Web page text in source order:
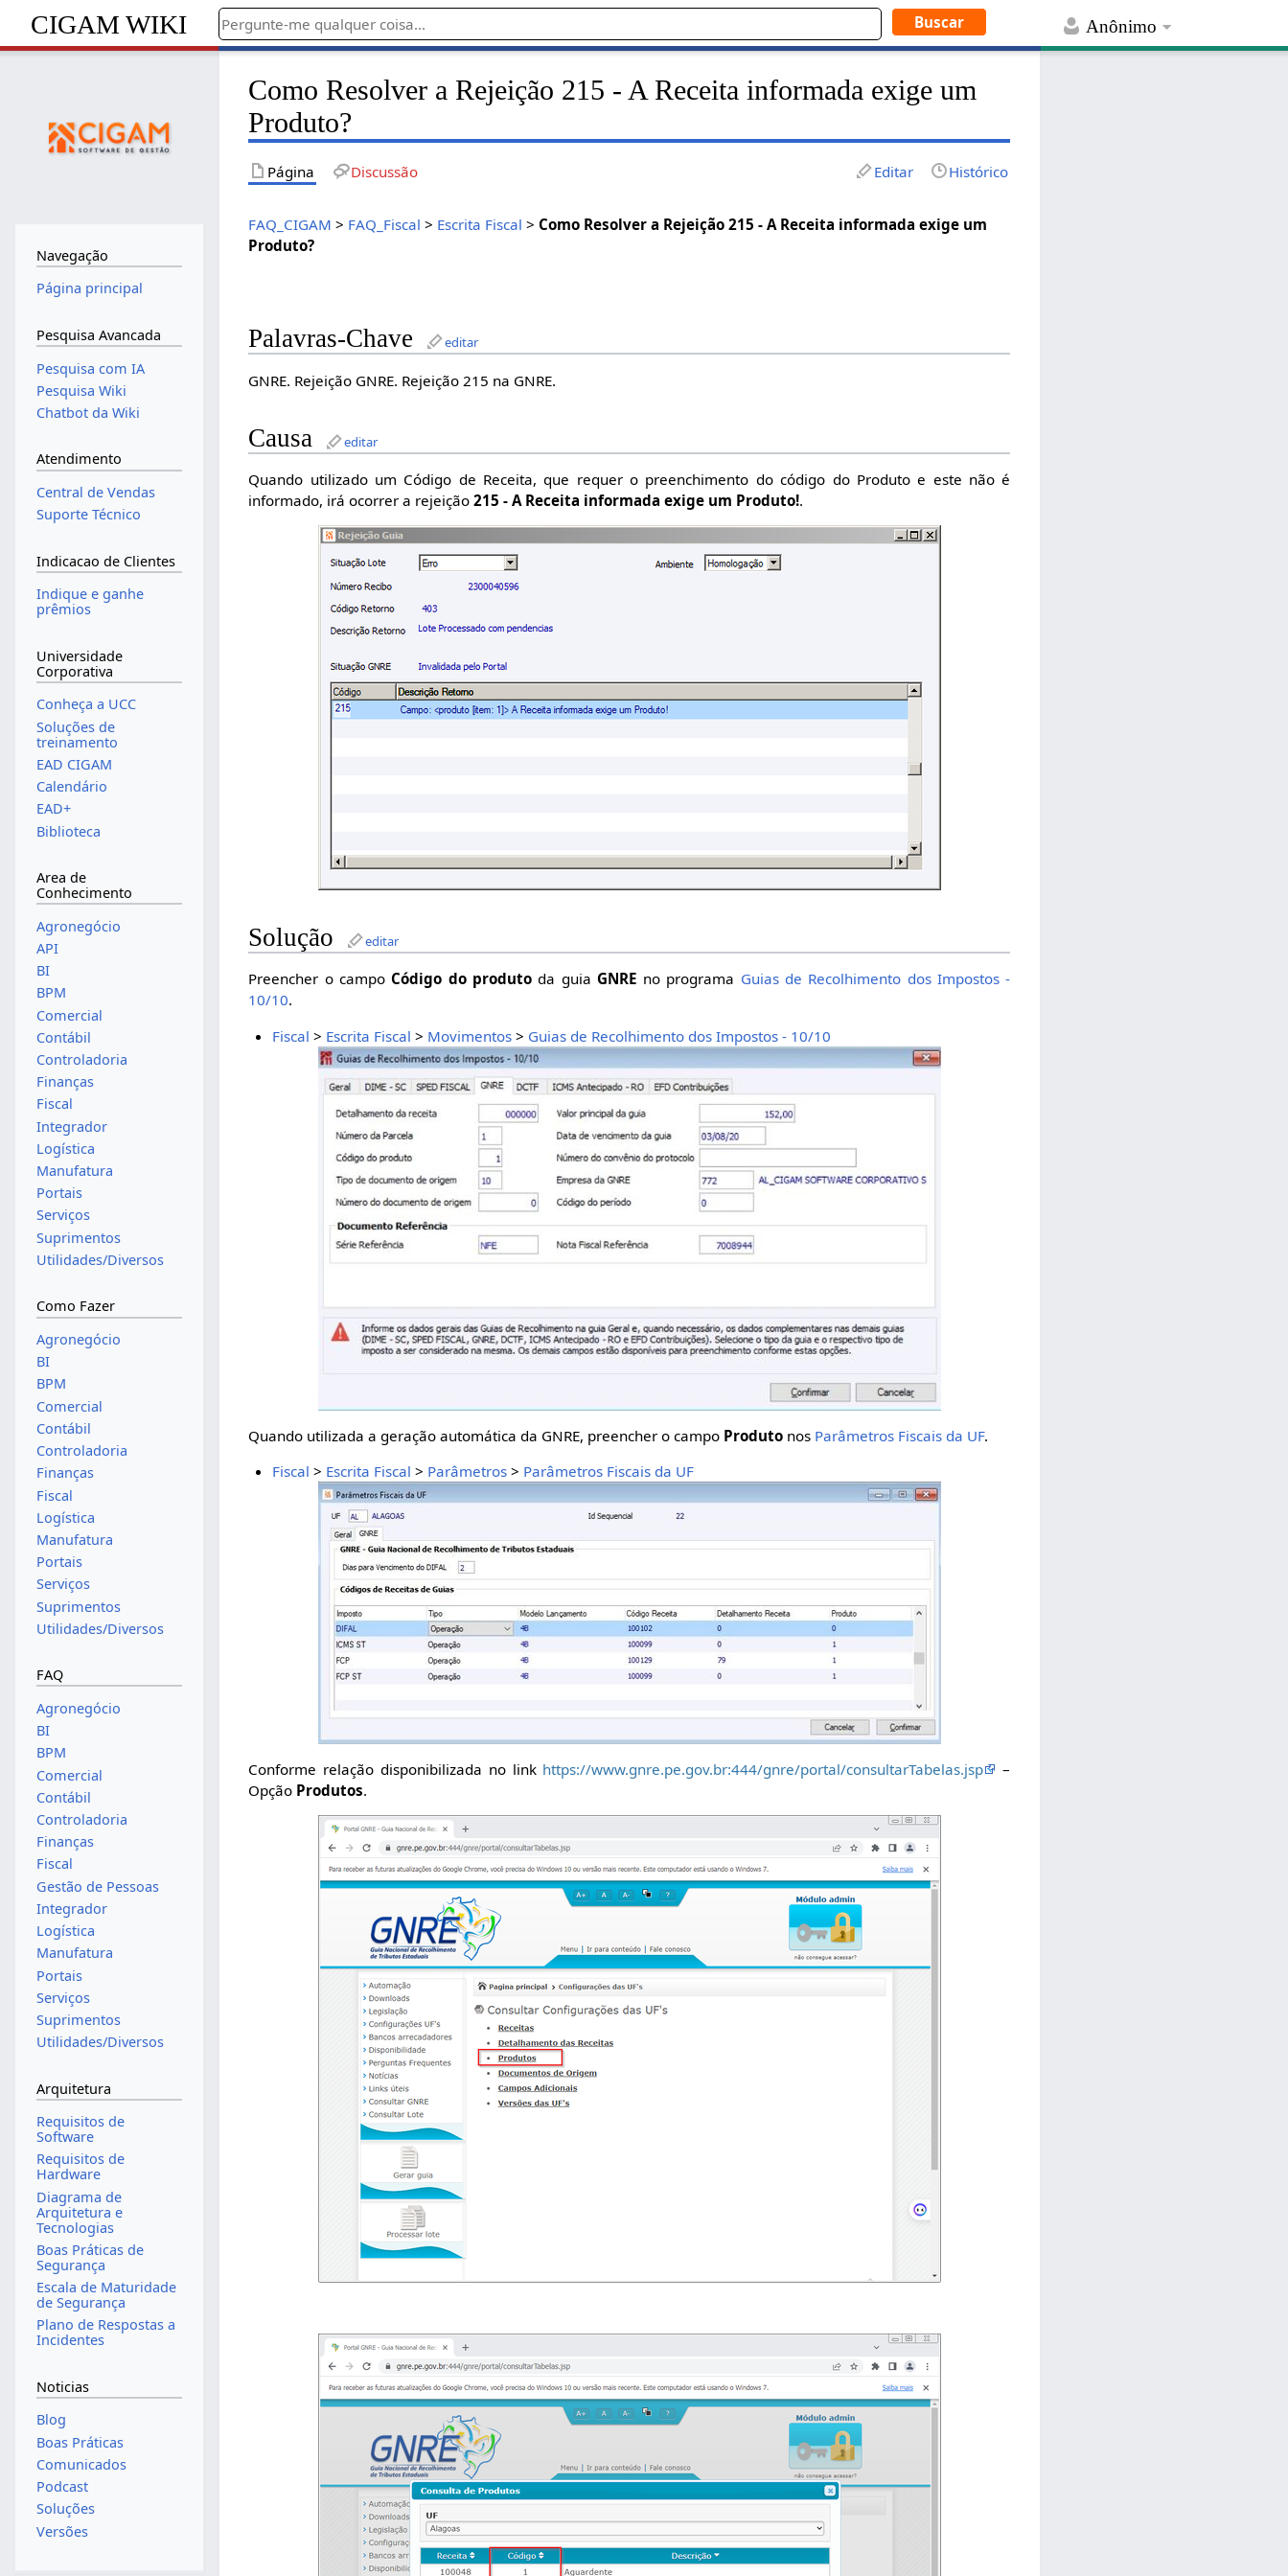
Anônimo
CIGAM WIKI
Como Resolver a Rejeição 215 - A Receita informada exige um
Produto?
Página Discussão Editar Histórico
FAQ_CIGAM > FAQ_Fiscal > Escrita Fiscal > Como Resolver a Rejeição 215 - A Receita informada exige um
Produto?
Palavras-Chave editar
GNRE. Rejeição GNRE. Rejeição 215 na GNRE.
Causa editar
Quando utilizado um Código de Receita, que requer o preenchimento do código do Produto e este não é
informado, irá ocorrer a rejeição215 - A Receita informada exige um Produto!.
Solução editar
Preencher o campo Código do produtoda guia GNRE no programa Guias de Recolhimento dos Impostos -
10/10.
Fiscal > Escrita Fiscal > Movimentos> Guias de Recolhimento dos Impostos - 10/10
Quando utilizada a geração automática da GNRE, preencher o campo Produto nos Parâmetros Fiscais da UF.
Fiscal > Escrita Fiscal > Parâmetros> Parâmetros Fiscais da UF
Conforme relação disponibilizada no link https://www.gnre.pe.gov.br:444/gnre/portal/consultarTabelas.jsp
–
Opção Produtos.
Navegação
Página principal
Pesquisa Avancada
Pesquisa com IA
Pesquisa Wiki
Chatbot da Wiki
Atendimento
Central de Vendas
Suporte Técnico
Indicacao de Clientes
Indique e ganhe
prêmios
Universidade
Corporativa
Conheça a UCC
Soluções de
treinamento
EAD CIGAM
Calendário
EAD+
Biblioteca
Area de
Conhecimento
Agronegócio
API
BI
BPM
Comercial
Contábil
Controladoria
Finanças
Fiscal
Integrador
Logística
Manufatura
Portais
Serviços
Suprimentos
Utilidades/Diversos
Como Fazer
Agronegócio
BI
BPM
Comercial
Contábil
Controladoria
Finanças
Fiscal
Logística
Manufatura
Portais
Serviços
Suprimentos
Utilidades/Diversos
FAQ
Agronegócio
BI
BPM
Comercial
Contábil
Controladoria
Finanças
Fiscal
Gestão de Pessoas
Integrador
Logística
Manufatura
Portais
Serviços
Suprimentos
Utilidades/Diversos
Arquitetura
Requisitos de
Software
Requisitos de
Hardware
Diagrama de
Arquitetura e
Tecnologias
Boas Práticas de
Segurança
Escala de Maturidade
de Segurança
Plano de Respostas a
Incidentes
Noticias
Blog
Boas Práticas
Comunicados
Podcast
Soluções
Versões